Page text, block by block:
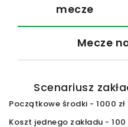
mecze
Mecze
Scenariusz
Początkowe środki - 1000 zł
Koszt jednego zakładu - 100